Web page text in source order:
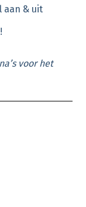
aan & uit
voor het